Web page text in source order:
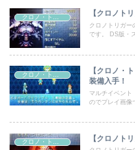
【クロノト
クロノトリガー
です。 DS版・
【クロノ・
装備入手！
マルチイベント
のでプレイ画像
【クロノト